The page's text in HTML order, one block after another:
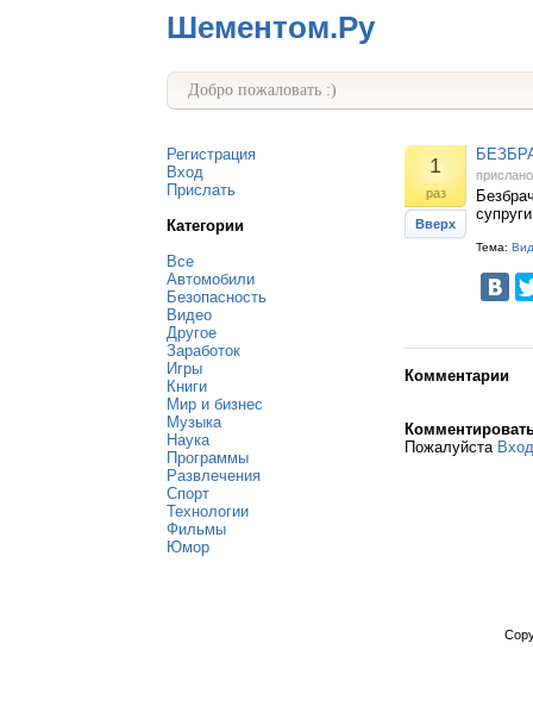
Шементом.Ру
Добро пожаловать :)
Регистрация
Вход
Прислать
Категории
Все
Автомобили
Безопасность
Видео
Другое
Заработок
Игры
Книги
Мир и бизнес
Музыка
Наука
Программы
Развлечения
Спорт
Технологии
Фильмы
Юмор
1
раз
Вверх
Тема:
Комментарии
Пожалуйста Вход